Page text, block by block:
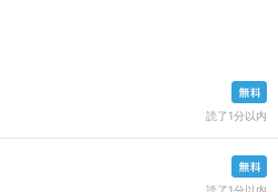
読了1分以内